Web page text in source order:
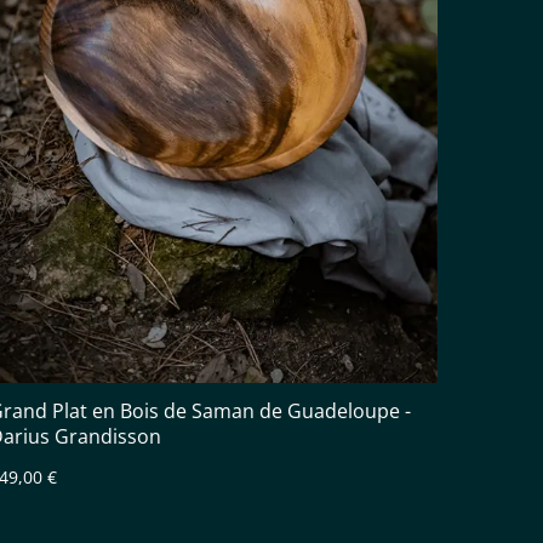
Plat en Bois de Saman de Guadeloupe -
Grandisson
€